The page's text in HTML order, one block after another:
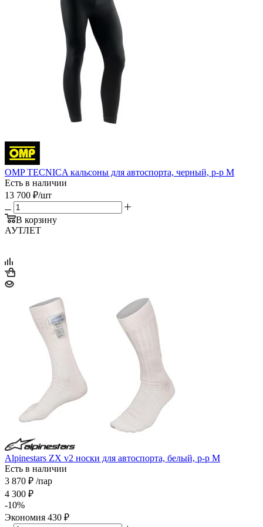
OMP TECNICA кальсоны для автоспорта, черный, р-р M
Есть в наличии
13 700 ₽/шт
В корзину
АУТЛЕТ
Alpinestars ZX v2 носки для автоспорта, белый, р-р M
Есть в наличии
3 870 ₽ /пар
4 300 ₽
-10%
Экономия 430 ₽